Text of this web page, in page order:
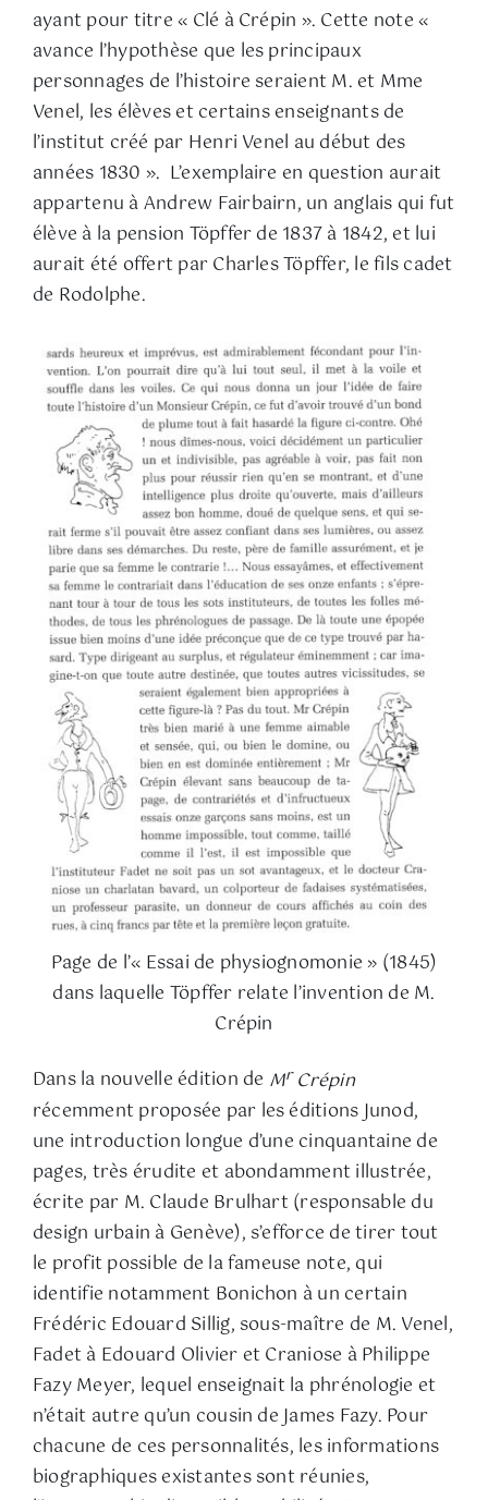
ayant pour titre « Clé à Crépin ». Cette note «
avance l’hypothèse que les principaux
personnages de l’histoire seraient M. et Mme
Venel, les élèves et certains enseignants de
l’institut créé par Henri Venel au début des
années 1830 ». L’exemplaire en question aurait
appartenu à Andrew Fairbairn, un anglais qui fut
élève à la pension Töpffer de 1837 à 1842, et lui
aurait été offert par Charles Töpffer, le fils cadet
de Rodolphe.
Page de l’« Essai de physiognomonie » (1845)
dans laquelle Töpffer relate l’invention de M.
Crépin
Dans la nouvelle édition de MrCrépin
récemment proposée par les éditions Junod,
une introduction longue d’une cinquantaine de
pages, très érudite et abondamment illustrée,
écrite par M. Claude Brulhart (responsable du
design urbain à Genève), s’efforce de tirer tout
le profit possible de la fameuse note, qui
identifie notamment Bonichon à un certain
Frédéric Edouard Sillig, sous-maître de M. Venel,
Fadet à Edouard Olivier et Craniose à Philippe
Fazy Meyer, lequel enseignait la phrénologie et
n’était autre qu’un cousin de James Fazy. Pour
chacune de ces personnalités, les informations
biographiques existantes sont réunies,